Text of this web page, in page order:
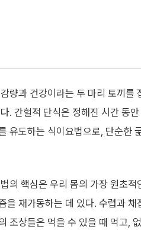
량과 건강이라는 두 마리 토끼를
다. 간헐적 단식은 정해진 시간 동
유도하는 식이요법으로, 단순한
의 핵심은 우리 몸의 가장 원초적
을 재가동하는 데 있다. 수렵과 채
조상들은 먹을 수 있을 때 먹고,